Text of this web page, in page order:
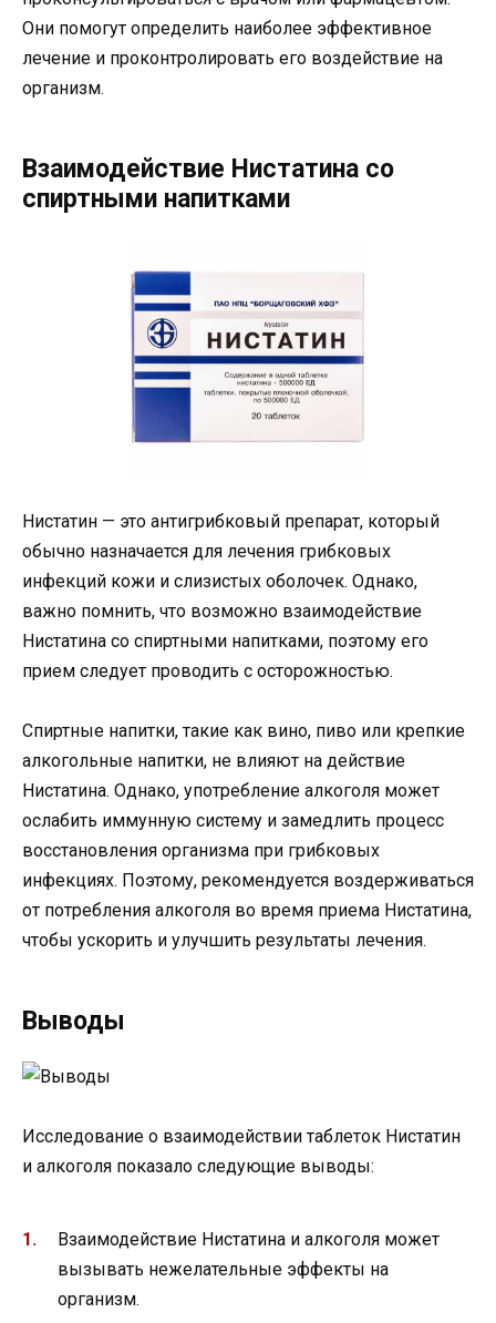
Они помогут определить наиболее эффективное
лечение и проконтролировать его воздействие на
организм.
Взаимодействие Нистатина со
спиртными напитками
Нистатин — это антигрибковый препарат, который
обычно назначается для лечения грибковых
инфекций кожи и слизистых оболочек. Однако,
важно помнить, что возможно взаимодействие
Нистатина со спиртными напитками, поэтому его
прием следует проводить с осторожностью.
Спиртные напитки, такие как вино, пиво или крепкие
алкогольные напитки, не влияют на действие
Нистатина. Однако, употребление алкоголя может
ослабить иммунную систему и замедлить процесс
восстановления организма при грибковых
инфекциях. Поэтому, рекомендуется воздерживаться
от потребления алкоголя во время приема Нистатина,
чтобы ускорить и улучшить результаты лечения.
Выводы
Исследование о взаимодействии таблеток Нистатин
и алкоголя показало следующие выводы:
Взаимодействие Нистатина и алкоголя может
вызывать нежелательные эффекты на
организм.